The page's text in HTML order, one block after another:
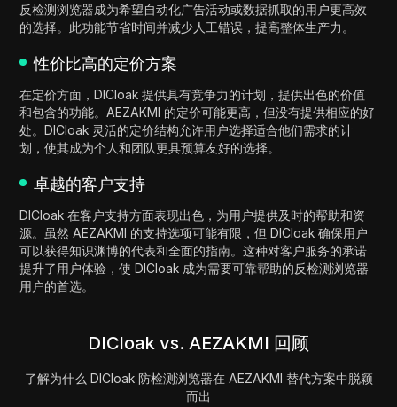
反检测浏览器成为希望自动化广告活动或数据抓取的用户更高效
的选择。此功能节省时间并减少人工错误，提高整体生产力。
性价比高的定价方案
在定价方面，DICloak 提供具有竞争力的计划，提供出色的价值
和包含的功能。AEZAKMI 的定价可能更高，但没有提供相应的好
处。DICloak 灵活的定价结构允许用户选择适合他们需求的计
划，使其成为个人和团队更具预算友好的选择。
卓越的客户支持
DICloak 在客户支持方面表现出色，为用户提供及时的帮助和资
源。虽然 AEZAKMI 的支持选项可能有限，但 DICloak 确保用户
可以获得知识渊博的代表和全面的指南。这种对客户服务的承诺
提升了用户体验，使 DICloak 成为需要可靠帮助的反检测浏览器
用户的首选。
DICloak vs. AEZAKMI 回顾
了解为什么 DICloak 防检测浏览器在 AEZAKMI 替代方案中脱颖
而出